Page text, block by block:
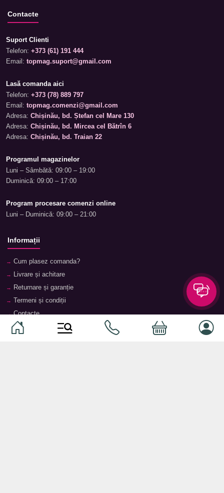
Contacte
Suport Clienti
Telefon: +373 (61) 191 444
Email: topmag.suport@gmail.com
Lasă comanda aici
Telefon: +373 (78) 889 797
Email: topmag.comenzi@gmail.com
Adresa: Chișinău, bd. Ștefan cel Mare 130
Adresa: Chișinău, bd. Mircea cel Bătrîn 6
Adresa: Chișinău, bd. Traian 22
Programul magazinelor
Luni – Sâmbătă: 09:00 – 19:00
Duminică: 09:00 – 17:00
Program procesare comenzi online
Luni – Duminică: 09:00 – 21:00
Informații
Cum plasez comanda?
Livrare și achitare
Returnare și garanție
Termeni și condiții
Contacte
Magazine